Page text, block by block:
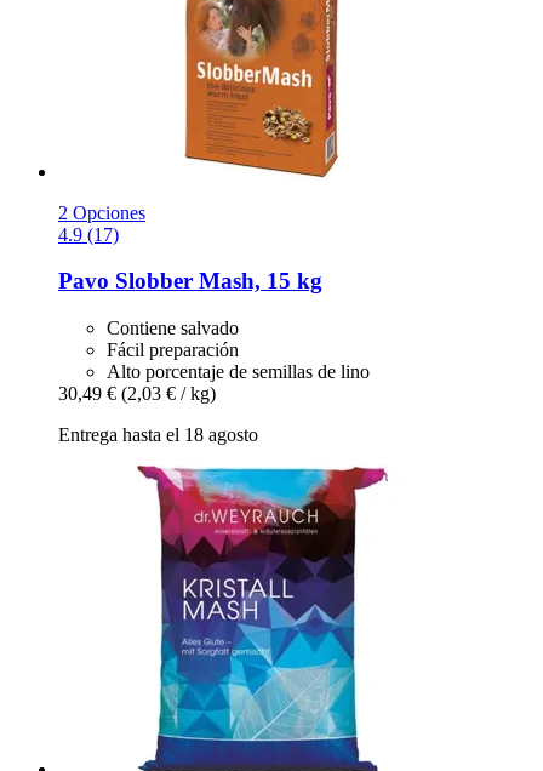
2 Opciones
4.9 (17)
Pavo Slobber Mash, 15 kg
Contiene salvado
Fácil preparación
Alto porcentaje de semillas de lino
30,49 € (2,03 € / kg)
Entrega hasta el 18 agosto